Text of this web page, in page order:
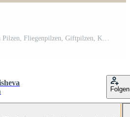
Vektorfarbillustration von Pilzen, Fliegenpilzen, Giftpilzen, Kräutern und Blumen in hellen Neonfarben Pro-Vektor und Pro-SVG
Folgen